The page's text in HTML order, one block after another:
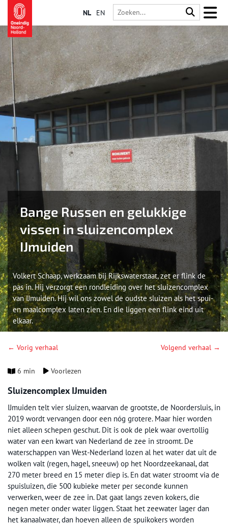
NL EN
Bange Russen en gelukkige
vissen in sluizencomplex
IJmuiden
Volkert Schaap, werkzaam bij Rijkswaterstaat, zet er flink de
pas in. Hij verzorgt een rondleiding over het sluizencomplex
van IJmuiden. Hij wil ons zowel de oudste sluizen als het spui-
en maalcomplex laten zien. En die liggen een flink eind uit
elkaar.
← Vorig verhaal Volgend verhaal →
6 min Voorlezen
Sluizencomplex IJmuiden
IJmuiden telt vier sluizen, waarvan de grootste, de Noordersluis, in
2019 wordt vervangen door een nóg grotere. Maar hier worden
niet alleen schepen geschut. Dit is ook de plek waar overtollig
water van een kwart van Nederland de zee in stroomt. De
waterschappen van West-Nederland lozen al het water dat uit de
wolken valt (regen, hagel, sneeuw) op het Noordzeekanaal, dat
270 meter breed en 15 meter diep is. En dat water stroomt via de
spuisluizen, die 500 kubieke meter per seconde kunnen
verwerken, weer de zee in. Dat gaat langs zeven kokers, die
negen meter onder water liggen. Staat het zeewater lager dan
het kanaalwater, dan hoeven alleen de spuikokers worden